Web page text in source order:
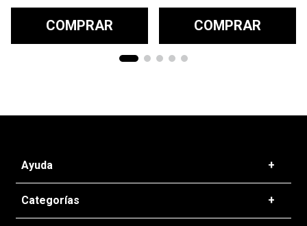
COMPRAR COMPRAR
Ayuda +
Preguntas frecuentes
T&C - Políticas de Envío
Categorías +